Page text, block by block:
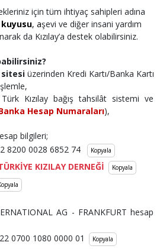
için tüm ihtiyaç sahipleri adına
, aşevi ve diğer insani yardım
da Kızılay’a destek olabilirsiniz.
üzerinden Kredi Kartı/Banka Kartı
Kızılay bağış tahsilât sistemi ve
Hesap Numaraları),
bilgileri;
8200 0028 6852 74 Kopyala
KIZILAY DERNEĞİ Kopyala
AG - FRANKFURT hesap
0700 1080 0000 01 Kopyala